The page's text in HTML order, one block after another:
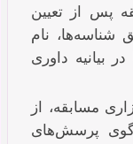
پس از تعیین
شناسه‌ها، نام
بیانیه داوری
مسابقه، از
پرسش‌های